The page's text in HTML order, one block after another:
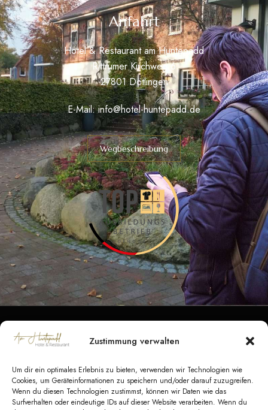
Zustimmung verwalten
Um dir ein optimales Erlebnis zu bieten, verwenden wir Technologien wie
Cookies, um Geräteinformationen zu speichern und/oder darauf zuzugreifen.
Wenn du diesen Technologien zustimmst, können wir Daten wie das
Surfverhalten oder eindeutige IDs auf dieser Website verarbeiten. Wenn du
Anfahrt
Hotel & Restaurant am Huntepadd
Rittrumer Kirchweg 6
27801 Dötlingen
E-Mail:info@hotel-huntepadd.de
Wegbeschreibung
Datenschutz |Impressum|Barrierefreiheit
AGB Hotel| AGB Veranstaltungen|AGB
Catering